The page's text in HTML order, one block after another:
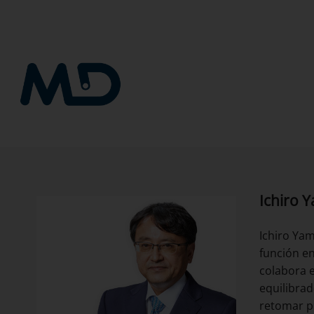
Ichiro
Ichiro
función
colabora
retomar